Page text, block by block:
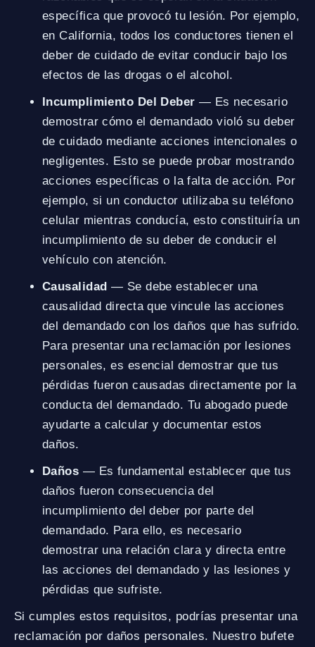
específica que provocó tu lesión. Por ejemplo,
en California, todos los conductores tienen el
deber de cuidado de evitar conducir bajo los
efectos de las drogas o el alcohol.
Incumplimiento Del Deber — Es necesario
demostrar cómo el demandado violó su deber
de cuidado mediante acciones intencionales o
negligentes. Esto se puede probar mostrando
acciones específicas o la falta de acción. Por
ejemplo, si un conductor utilizaba su teléfono
celular mientras conducía, esto constituiría un
incumplimiento de su deber de conducir el
vehículo con atención.
Causalidad — Se debe establecer una
causalidad directa que vincule las acciones
del demandado con los daños que has sufrido.
Para presentar una reclamación por lesiones
personales, es esencial demostrar que tus
pérdidas fueron causadas directamente por la
conducta del demandado. Tu abogado puede
ayudarte a calcular y documentar estos
daños.
Daños — Es fundamental establecer que tus
daños fueron consecuencia del
incumplimiento del deber por parte del
demandado. Para ello, es necesario
demostrar una relación clara y directa entre
las acciones del demandado y las lesiones y
pérdidas que sufriste.
Si cumples estos requisitos, podrías presentar una
reclamación por daños personales. Nuestro bufete